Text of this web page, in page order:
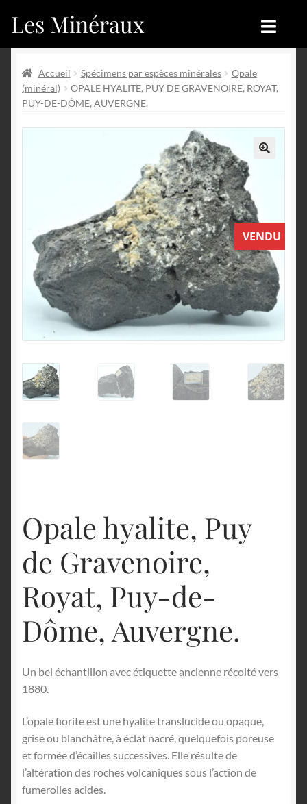
Aller
à
navigation
Aller
au
Les Minéraux
Catégories
Nouveautés
Français
English
Boutique
Nouveautés
Contactez-nous
Sites amis
Accueil Spécimens par espèces minérales
Opale
(minéral)
OPALE HYALITE, PUY DE GRAVENOIRE, ROYAT,
PUY-DE-DÔME, AUVERGNE.
VENDU
Opale hyalite, Puy
de Gravenoire,
Royat, Puy-de-
Dôme, Auvergne.
Un bel échantillon avec étiquette ancienne récolté vers
1880.
L’opale fiorite est une hyalite translucide ou opaque,
grise ou blanchâtre, à éclat nacré, quelquefois poreuse
et formée d’écailles successives. Elle résulte de
l’altération des roches volcaniques sous l’action de
fumerolles acides.